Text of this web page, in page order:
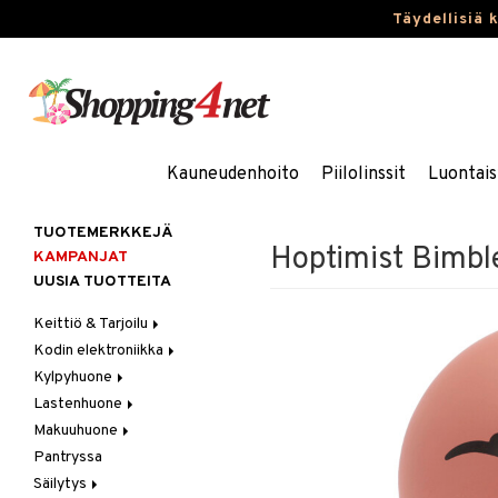
Täydellisiä
Kauneudenhoito Piilolinssit
Hoptimist
TUOTEMERKKEJÄ
KAMPANJAT
UUSIA TUOTTEITA
Keittiö & Tarjoilu
Aterimet
Kannut & Karahvit
Keittiösäilytys
Keittiötekstiilit
Keittiövälineet
Kodinkoneet
Kodin elektroniikka
Ääni
Kylpyhuone
Kylpyhuoneen sisustus
Kylpyhuoneen tarvikkeita
Kylpyhuoneen tekstiilit
Lastenhuone
Kylpyhuoneen koristelu
Lasten huonekalut
Lasten lamput
Makuuhuone
Huovat & Saalit
Koristetyynyt
Pantryssa
Säilytys